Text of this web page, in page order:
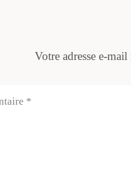
Votre adresse e-